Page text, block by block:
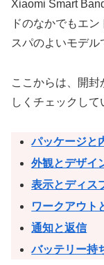
Xiaomi Smart
ドのなかでもエ
スパのよいモデル
ここからは、開
しくチェックして
パッケージと
外観とデザイ
表示とディス
ワークアウト
通知と返信
バッテリー持